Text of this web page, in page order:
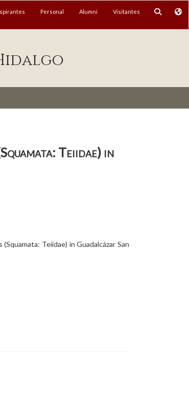
Personal Alumni Visitantes
Teiidae) in
Teiidae) in Guadalcázar San